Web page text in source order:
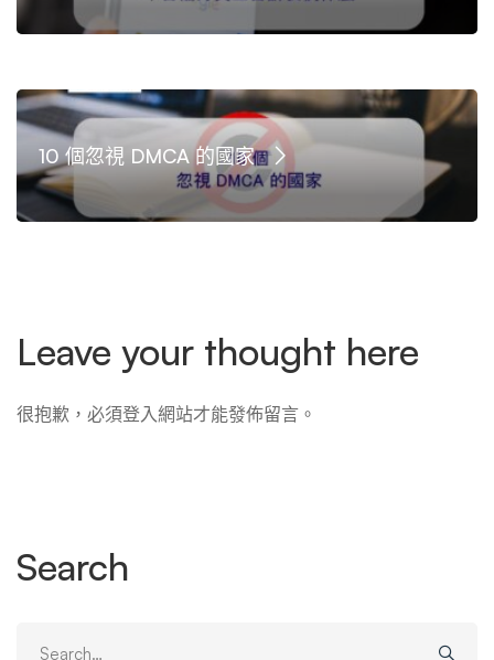
10 個忽視 DMCA 的國家
Leave your thought here
很抱歉，必須登入網站才能發佈留言。
Search